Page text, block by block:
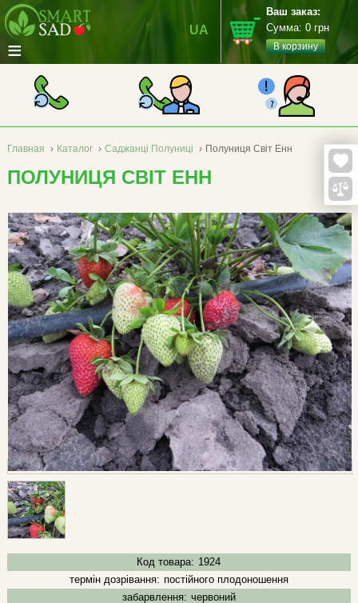
≡
UA
Ваш заказ:
Сумма: 0 грн
В корзину
Главная › Каталог › Саджанці Полуниці › Полуниця Світ Енн
ПОЛУНИЦЯ СВІТ ЕНН
Код товара: 1924
термін дозрівання: постійного плодоношення
забарвлення: червоний